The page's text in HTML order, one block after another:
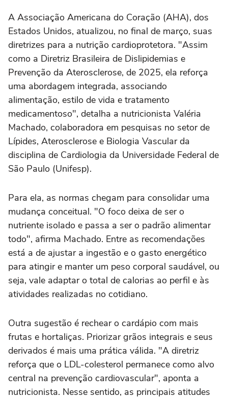
A Associação Americana do Coração (AHA), dos
Estados Unidos, atualizou, no final de março, suas
diretrizes para a nutrição cardioprotetora. "Assim
como a Diretriz Brasileira de Dislipidemias e
Prevenção da Aterosclerose, de 2025, ela reforça
uma abordagem integrada, associando
alimentação, estilo de vida e tratamento
medicamentoso", detalha a nutricionista Valéria
Machado, colaboradora em pesquisas no setor de
Lípides, Aterosclerose e Biologia Vascular da
disciplina de Cardiologia da Universidade Federal de
São Paulo (Unifesp).
Para ela, as normas chegam para consolidar uma
mudança conceitual. "O foco deixa de ser o
nutriente isolado e passa a ser o padrão alimentar
todo", afirma Machado. Entre as recomendações
está a de ajustar a ingestão e o gasto energético
para atingir e manter um peso corporal saudável, ou
seja, vale adaptar o total de calorias ao perfil e às
atividades realizadas no cotidiano.
Outra sugestão é rechear o cardápio com mais
frutas e hortaliças. Priorizar grãos integrais e seus
derivados é mais uma prática válida. "A diretriz
reforça que o LDL-colesterol permanece como alvo
central na prevenção cardiovascular", aponta a
nutricionista. Nesse sentido, as principais atitudes